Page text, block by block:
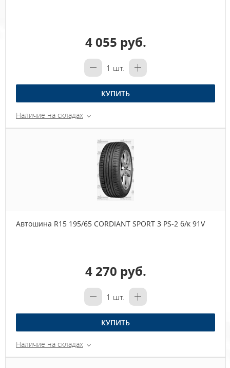
4 055 руб.
1 шт.
КУПИТЬ
Наличие на складах
Автошина R15 195/65 CORDIANT SPORT 3 PS-2 б/к 91V
4 270 руб.
1 шт.
КУПИТЬ
Наличие на складах